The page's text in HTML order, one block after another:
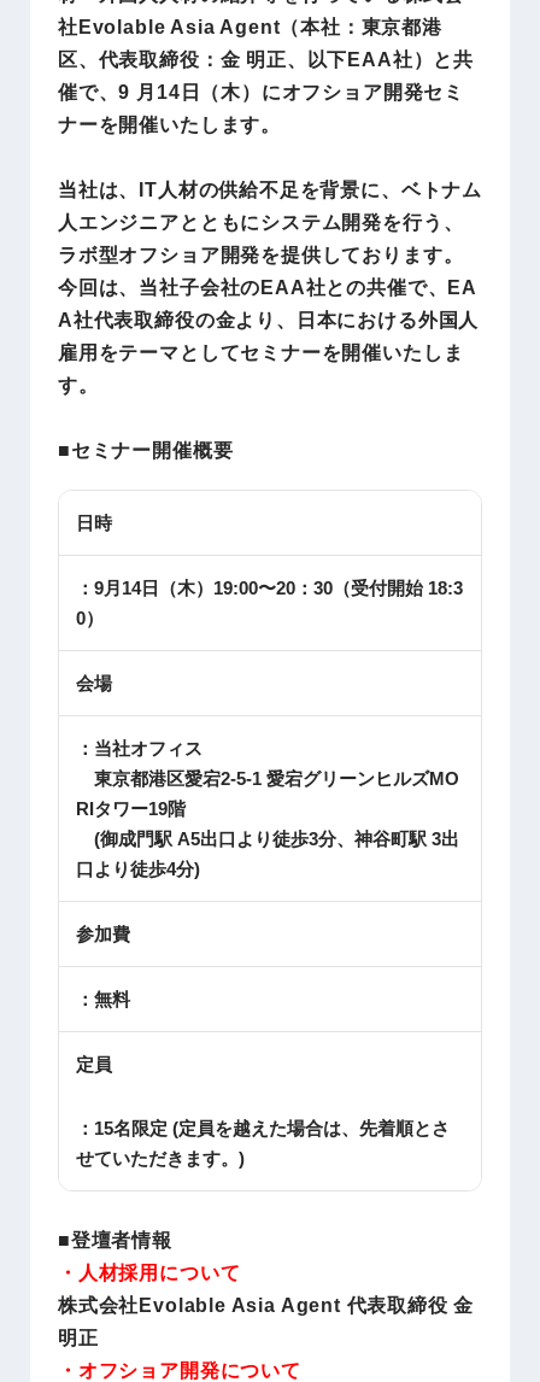
社Evolable Asia Agent（本社：東京都港
区、代表取締役：金 明正、以下EAA社）と共
催で、9 月14日（木）にオフショア開発セミ
ナーを開催いたします。
当社は、IT人材の供給不足を背景に、ベトナム
人エンジニアとともにシステム開発を行う、
ラボ型オフショア開発を提供しております。
今回は、当社子会社のEAA社との共催で、EA
A社代表取締役の金より、日本における外国人
雇用をテーマとしてセミナーを開催いたしま
す。
■セミナー開催概要
日時
：9月14日（木）19:00〜20：30（受付開始 18:3
0）
会場
：当社オフィス
東京都港区愛宕2-5-1 愛宕グリーンヒルズMO
RIタワー19階
(御成門駅 A5出口より徒歩3分、神谷町駅 3出
口より徒歩4分)
参加費
：無料
定員
：15名限定 (定員を越えた場合は、先着順とさ
せていただきます。)
■登壇者情報
・人材採用について
株式会社Evolable Asia Agent 代表取締役 金
明正
・オフショア開発について